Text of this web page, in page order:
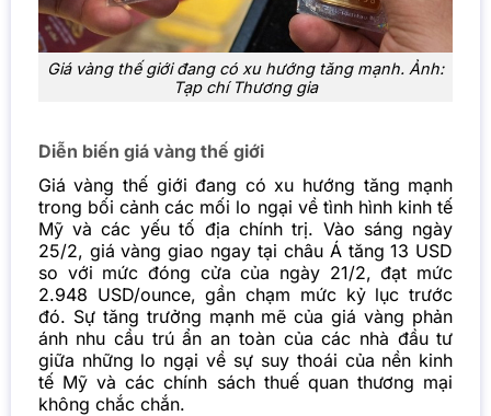
Giá vàng thế giới đang có xu hướng tăng mạnh. Ảnh:
Tạp chí Thương gia
Diễn biến giá vàng thế giới
Giá vàng thế giới đang có xu hướng tăng mạnh
trong bối cảnh các mối lo ngại về tình hình kinh tế
Mỹ và các yếu tố địa chính trị. Vào sáng ngày
25/2, giá vàng giao ngay tại châu Á tăng 13 USD
so với mức đóng cửa của ngày 21/2, đạt mức
2.948 USD/ounce, gần chạm mức kỷ lục trước
đó. Sự tăng trưởng mạnh mẽ của giá vàng phản
ánh nhu cầu trú ẩn an toàn của các nhà đầu tư
giữa những lo ngại về sự suy thoái của nền kinh
tế Mỹ và các chính sách thuế quan thương mại
không chắc chắn.